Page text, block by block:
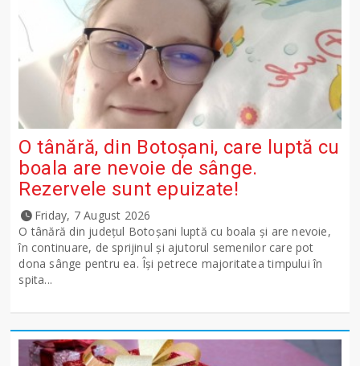
O tânără, din Botoșani, care luptă cu
boala are nevoie de sânge.
Rezervele sunt epuizate!
Friday, 7 August 2026
O tânără din județul Botoșani luptă cu boala și are nevoie,
în continuare, de sprijinul și ajutorul semenilor care pot
dona sânge pentru ea. Își petrece majoritatea timpului în
spita...